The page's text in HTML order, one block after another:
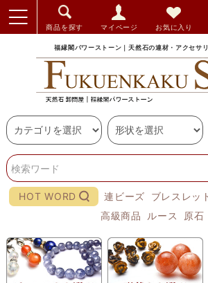
商品を探す マイページ お気に入り
福縁閣パワーストーン｜天然石の連材・アクセサ
HOT WORD 連ビーズ ブレスレッ
高級商品
ルース 原石